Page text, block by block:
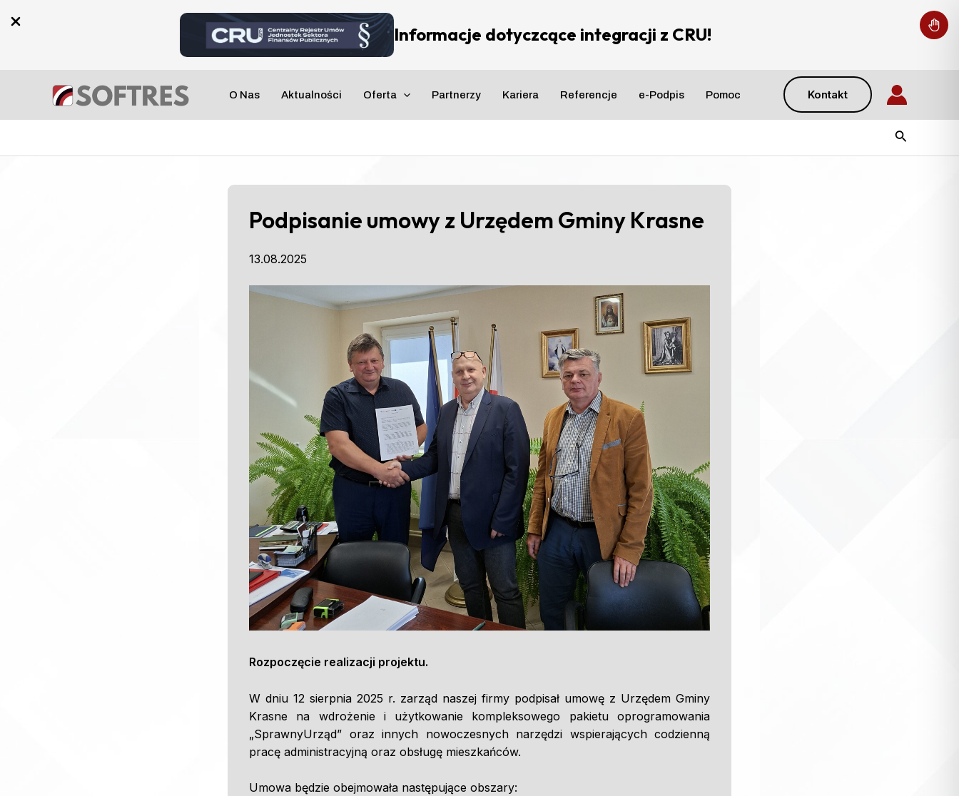
Informacje dotyczcące integracji z CRU!
O Nas Aktualności Oferta Partnerzy Kariera Referencje e-Podpis Pomoc Kontakt
Szukaj
Podpisanie umowy z Urzędem Gminy Krasne
13.08.2025
Rozpoczęcie realizacji projektu.
W dniu 12 sierpnia 2025 r. zarząd naszej firmy podpisał umowę z Urzędem Gminy
Krasne na wdrożenie i użytkowanie kompleksowego pakietu oprogramowania
„SprawnyUrząd” oraz innych nowoczesnych narzędzi wspierających codzienną
pracę administracyjną oraz obsługę mieszkańców.
Umowa będzie obejmowała następujące obszary:
navigation